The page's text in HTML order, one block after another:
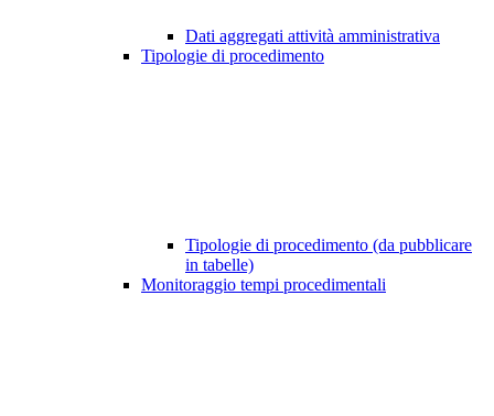
Dati aggregati attività amministrativa
Tipologie di procedimento
Tipologie di procedimento (da pubblicare
in tabelle)
Monitoraggio tempi procedimentali